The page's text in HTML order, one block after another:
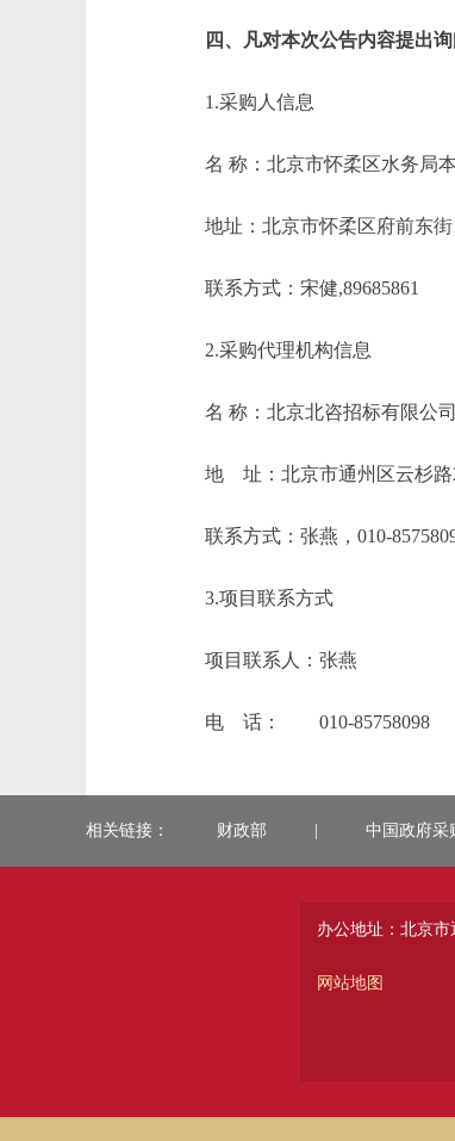
四、凡对本次公告内容提出
1.采购人信息
名 称：北京市怀柔区
地址：北京市怀柔区
联系方式：宋健
2.采购代理机构信息
名 称：北京北
地 址：北京市通
联系方式：张燕
3.项目联系方式
项目联系人：张燕
电 话： 010-85758098
相关链接： 财政部 中国政府采
办公地址：北京
网站地图